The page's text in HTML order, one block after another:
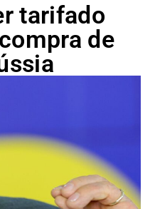
tarifado
de